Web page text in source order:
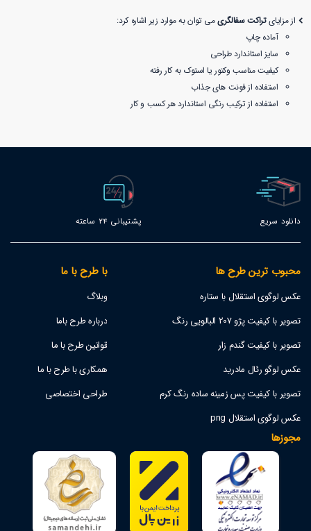
از مزایایتراکت سفالگریمی توان به موارد زیر اشاره کرد:
آماده چاپ
سایز استاندارد طراحی
کیفیت مناسب وکتور یا استوک به کار رفته
استفاده از فونت های جذاب
استفاده از ترکیب رنگی استاندارد هر کسب و کار
دانلود سریع پشتیبانی 24 ساعته
محبوب ترین طرح ها
عکس لوگوی استقلال با ستاره
تصویر با کیفیت پژو 207 البالویی رنگ
تصویر با کیفیت گندم زار
عکس لوگو رئال مادرید
تصویر با کیفیت پس زمینه ساده رنگ کرم
عکس لوگوی استقلال png
با طرح با ما
وبلاگ
درباره طرح باما
قوانین طرح با ما
همکاری با طرح با ما
طراحی اختصاصی
مجوزها